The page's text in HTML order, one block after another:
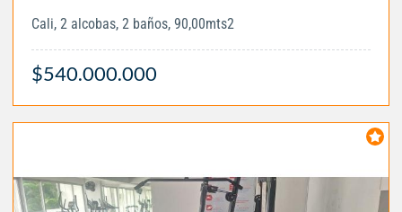
Cali, 2 alcobas, 2 baños, 90,00mts2
$540.000.000